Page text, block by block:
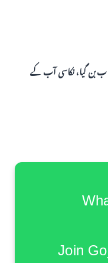
بن گیا، نکاسی آب کے
Join